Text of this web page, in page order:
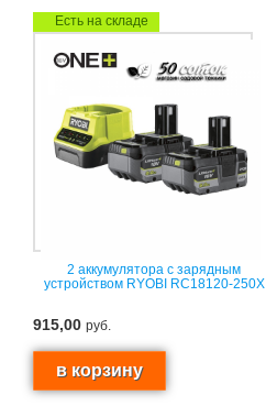
Есть на складе
2 аккумулятора с зарядным
устройством RYOBI RC18120-250X
915,00 руб.